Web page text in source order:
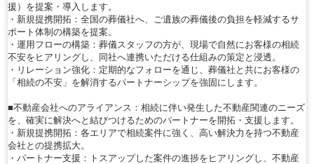
援）を提案・導入します。
・新規提携開拓：全国の葬儀社へ、ご遺族の葬儀後の負担を軽減するサ
ポート体制の構築を提案。
・運用フローの構築：葬儀スタッフの方が、現場で自然にお客様の相続
不安をヒアリングし、同社へ連携いただける仕組みの策定と浸透。
・リレーション強化：定期的なフォローを通じ、葬儀社と共にお客様の
「相続の不安」を解消するパートナーシップを強固にします。
■不動産会社へのアライアンス：相続に伴い発生した不動産関連のニーズ
を、確実に解決へと結びつけるためのパートナーを開拓・支援します。
・新規提携開拓：各エリアで相続案件に強く、高い解決力を持つ不動産
会社との提携拡大。
・パートナー支援：トスアップした案件の進捗をヒアリングし、不動産